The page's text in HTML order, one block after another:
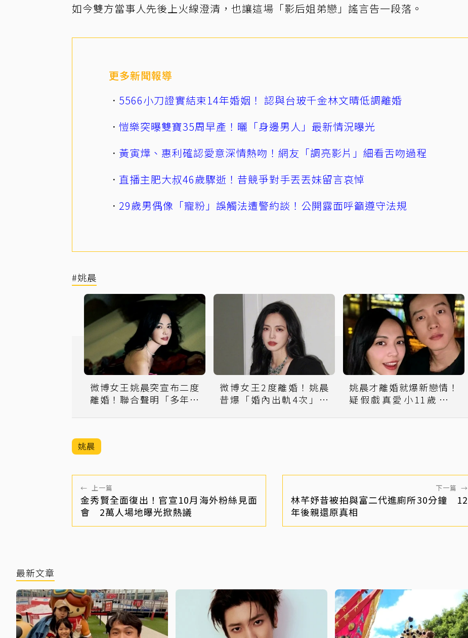
如今雙方當事人先後上火線澄清，也讓這場「影后姐弟戀」謠言告一段落。
更多新聞報導
5566小刀證實結束14年婚姻！ 認與台玻千金林文晴低調離婚
愷樂突曝雙寶35周早產！曬「身邊男人」最新情況曝光
黃寅燁、惠利確認愛意深情熱吻！網友「調亮影片」細看舌吻過程
直播主肥大叔46歲驟逝！昔競爭對手丟丟妹留言哀悼
29歲男偶像「寵粉」誤觸法遭警約談！公開露面呼籲遵守法規
#姚晨
微博女王姚晨突宣布二度
離婚！聯合聲明「多年前
微博女王2度離婚！姚晨
昔爆「婚內出軌4次」超
姚晨才離婚就爆新戀情！
疑假戲真愛小11歲鮮肉
姚晨
← 上一篇
金秀賢全面復出！官宣10月海外粉絲見面
會 2萬人場地曝光掀熱議
下一篇 →
林芊妤昔被拍與富二代進廁所30分鐘 12
年後親還原真相
最新文章